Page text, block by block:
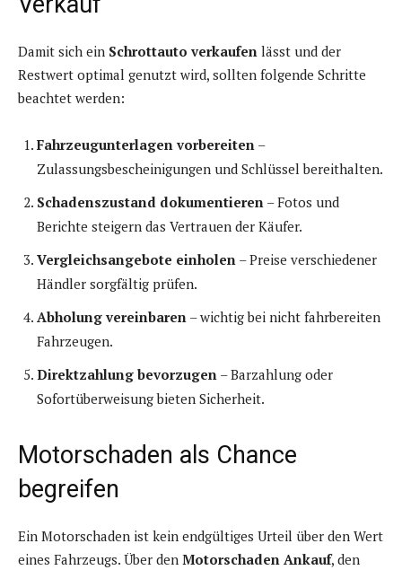
Damit sich ein Schrottauto verkaufen lässt und der
Restwert optimal genutzt wird, sollten folgende Schritte
beachtet werden:
Fahrzeugunterlagen vorbereiten –
Zulassungsbescheinigungen und Schlüssel bereithalten.
Schadenszustand dokumentieren – Fotos und
Berichte steigern das Vertrauen der Käufer.
Vergleichsangebote einholen – Preise verschiedener
Händler sorgfältig prüfen.
Abholung vereinbaren – wichtig bei nicht fahrbereiten
Fahrzeugen.
Direktzahlung bevorzugen – Barzahlung oder
Sofortüberweisung bieten Sicherheit.
Motorschaden als Chance
begreifen
Ein Motorschaden ist kein endgültiges Urteil über den Wert
eines Fahrzeugs. Über den Motorschaden Ankauf, den